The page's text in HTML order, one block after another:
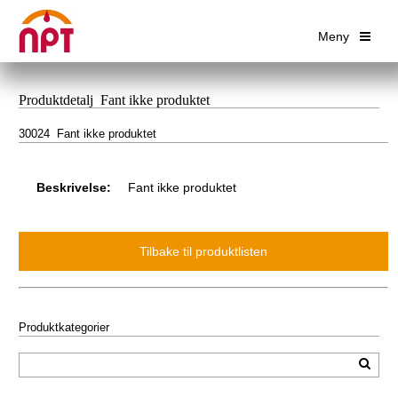
Meny
Produktdetalj Fant ikke produktet
30024 Fant ikke produktet
Beskrivelse: Fant ikke produktet
Produktkategorier